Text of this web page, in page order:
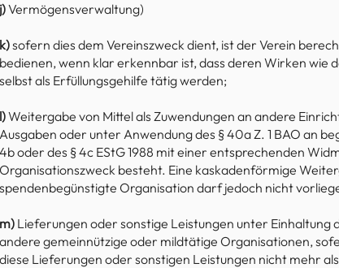
​j)Vermögensverwaltung)
k)sofern dies dem Vereinszweck dient, ist der Verein
bedienen, wenn klar erkennbar ist, dass deren Wirken wie
selbst als Erfüllungsgehilfe tätig werden;
l)Weitergabe von Mittel als Zuwendungen an andere
Ausgaben oder unter Anwendung des § 40a Z. 1 BAO an
4b oder des § 4c EStG 1988 mit einer entsprechenden
Organisationszweck besteht. Eine kaskadenförmige
spendenbegünstigte Organisation darf jedoch nicht
m) Lieferungen oder sonstige Leistungen unter Einhaltung
andere gemeinnützige oder mildtätige Organisationen,
diese Lieferungen oder sonstigen Leistungen nicht mehr